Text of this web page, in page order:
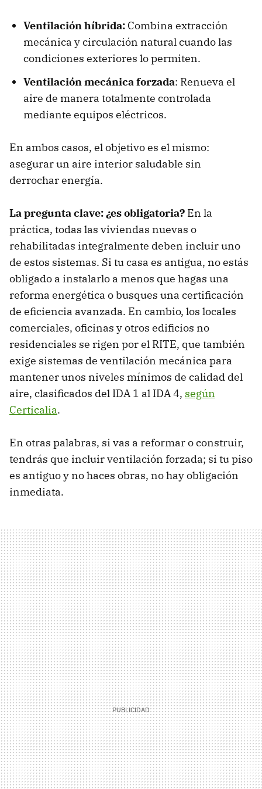
Ventilación híbrida: Combina extracción
mecánica y circulación natural cuando las
condiciones exteriores lo permiten.
Ventilación mecánica forzada: Renueva el
aire de manera totalmente controlada
mediante equipos eléctricos.
En ambos casos, el objetivo es el mismo:
asegurar un aire interior saludable sin
derrochar energía.
La pregunta clave: ¿es obligatoria? En la
práctica, todas las viviendas nuevas o
rehabilitadas integralmente deben incluir uno
de estos sistemas. Si tu casa es antigua, no estás
obligado a instalarlo a menos que hagas una
reforma energética o busques una certificación
de eficiencia avanzada. En cambio, los locales
comerciales, oficinas y otros edificios no
residenciales se rigen por el RITE, que también
exige sistemas de ventilación mecánica para
mantener unos niveles mínimos de calidad del
aire, clasificados del IDA 1 al IDA 4, según
Certicalia.
En otras palabras, si vas a reformar o construir,
tendrás que incluir ventilación forzada; si tu piso
es antiguo y no haces obras, no hay obligación
inmediata.